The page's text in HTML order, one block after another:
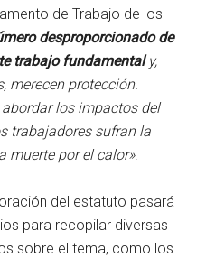
de Trabajo de los
desproporcionado de
trabajo fundamentaly,
merecen protección.
los impactos del
trabajadores sufran la
muerte por el calor».
del estatuto pasará
para recopilar diversas
sobre el tema, como los